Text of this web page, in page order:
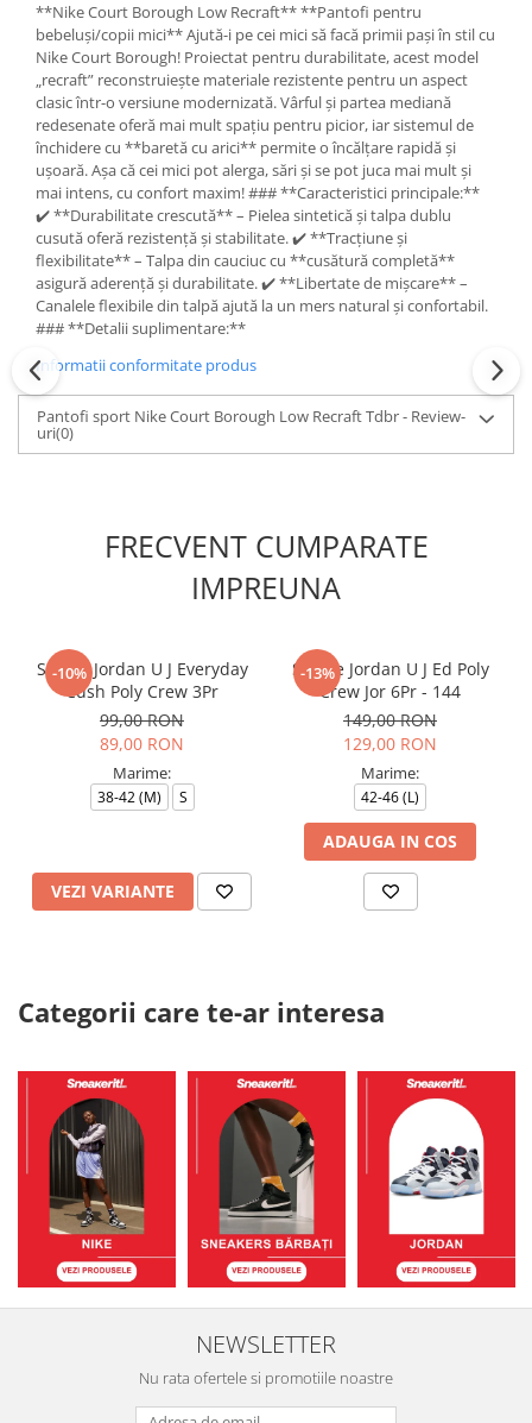
**Nike Court Borough Low Recraft** **Pantofi pentru
bebeluși/copii mici** Ajută-i pe cei mici să facă primii pași în stil cu
Nike Court Borough! Proiectat pentru durabilitate, acest model
„recraft” reconstruiește materiale rezistente pentru un aspect
clasic într-o versiune modernizată. Vârful și partea mediană
redesenate oferă mai mult spațiu pentru picior, iar sistemul de
închidere cu **baretă cu arici** permite o încălțare rapidă și
ușoară. Așa că cei mici pot alerga, sări și se pot juca mai mult și
mai intens, cu confort maxim! ### **Caracteristici principale:**
✔️ **Durabilitate crescută** – Pielea sintetică și talpa dublu
cusută oferă rezistență și stabilitate. ✔️ **Tracțiune și
flexibilitate** – Talpa din cauciuc cu **cusătură completă**
asigură aderență și durabilitate. ✔️ **Libertate de mișcare** –
Canalele flexibile din talpă ajută la un mers natural și confortabil.
### **Detalii suplimentare:**
Informatii conformitate produs
Pantofi sport Nike Court Borough Low Recraft Tdbr - Review-
uri(0)
FRECVENT CUMPARATE
IMPREUNA
-10%
Sosete Jordan U J Everyday
Cush Poly Crew 3Pr
99,00 RON
89,00 RON
Marime:
38-42 (M) S
VEZI VARIANTE
-13%
Sosete Jordan U J Ed Poly
Crew Jor 6Pr - 144
149,00 RON
129,00 RON
Marime:
42-46 (L)
ADAUGA IN COS
Categorii care te-ar interesa
NEWSLETTER
Nu rata ofertele si promotiile noastre